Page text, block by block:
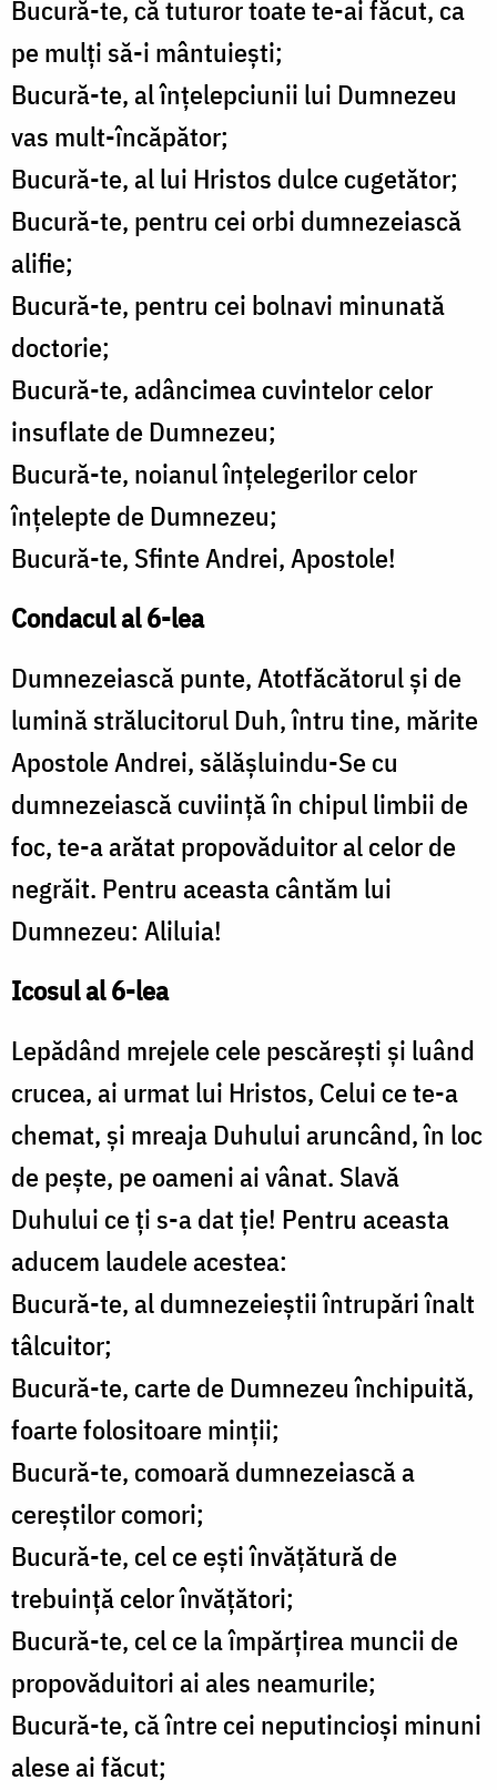
Bucură-te, că tuturor toate te-ai făcut, ca
pe mulţi să-i mântuieşti;
Bucură-te, al înţelepciunii lui Dumnezeu
vas mult-încăpător;
Bucură-te, al lui Hristos dulce cugetător;
Bucură-te, pentru cei orbi dumnezeiască
alifie;
Bucură-te, pentru cei bolnavi minunată
doctorie;
Bucură-te, adâncimea cuvintelor celor
insuflate de Dumnezeu;
Bucură-te, noianul înţelegerilor celor
înţelepte de Dumnezeu;
Bucură-te, Sfinte Andrei, Apostole!
Condacul al 6-lea
Dumnezeiască punte, Atotfăcătorul şi de
lumină strălucitorul Duh, întru tine, mărite
Apostole Andrei, sălăşluindu-Se cu
dumnezeiască cuviinţă în chipul limbii de
foc, te-a arătat propovăduitor al celor de
negrăit. Pentru aceasta cântăm lui
Dumnezeu: Aliluia!
Icosul al 6-lea
Lepădând mrejele cele pescăreşti şi luând
crucea, ai urmat lui Hristos, Celui ce te-a
chemat, şi mreaja Duhului aruncând, în loc
de peşte, pe oameni ai vânat. Slavă
Duhului ce ţi s-a dat ţie! Pentru aceasta
aducem laudele acestea:
Bucură-te, al dumnezeieştii întrupări înalt
tâlcuitor;
Bucură-te, carte de Dumnezeu închipuită,
foarte folositoare minţii;
Bucură-te, comoară dumnezeiască a
cereştilor comori;
Bucură-te, cel ce eşti învăţătură de
trebuinţă celor învăţători;
Bucură-te, cel ce la împărţirea muncii de
propovăduitori ai ales neamurile;
Bucură-te, că între cei neputincioşi minuni
alese ai făcut;